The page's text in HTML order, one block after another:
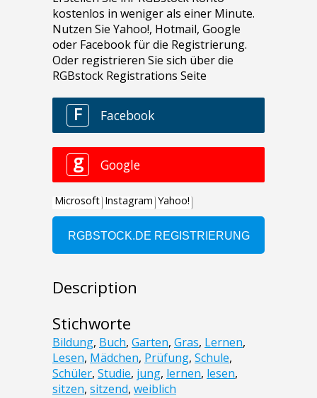
Description
Stichworte
Bildung, Buch, Garten, Gras, Lernen,
Lesen, Mädchen, Prüfung, Schule,
Schüler, Studie, jung, lernen, lesen,
sitzen, sitzend, weiblich